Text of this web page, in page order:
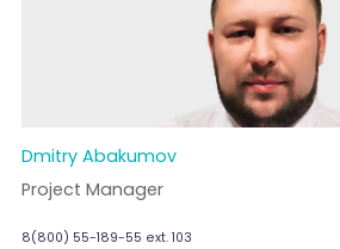
Dmitry Abakumov
Project Manager
8(800) 55-189-55 ext. 103